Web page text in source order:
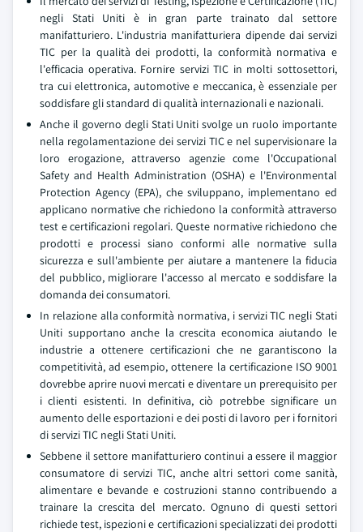
negli Stati Uniti è in gran parte trainato dal settore
manifatturiero. L'industria manifatturiera dipende dai servizi
TIC per la qualità dei prodotti, la conformità normativa e
l'efficacia operativa. Fornire servizi TIC in molti sottosettori,
tra cui elettronica, automotive e meccanica, è essenziale per
soddisfare gli standard di qualità internazionali e nazionali.
Anche il governo degli Stati Uniti svolge un ruolo importante
nella regolamentazione dei servizi TIC e nel supervisionare la
loro erogazione, attraverso agenzie come l'Occupational
Safety and Health Administration (OSHA) e l'Environmental
Protection Agency (EPA), che sviluppano, implementano ed
applicano normative che richiedono la conformità attraverso
test e certificazioni regolari. Queste normative richiedono che
prodotti e processi siano conformi alle normative sulla
sicurezza e sull'ambiente per aiutare a mantenere la fiducia
del pubblico, migliorare l'accesso al mercato e soddisfare la
domanda dei consumatori.
In relazione alla conformità normativa, i servizi TIC negli Stati
Uniti supportano anche la crescita economica aiutando le
industrie a ottenere certificazioni che ne garantiscono la
competitività, ad esempio, ottenere la certificazione ISO 9001
dovrebbe aprire nuovi mercati e diventare un prerequisito per
i clienti esistenti. In definitiva, ciò potrebbe significare un
aumento delle esportazioni e dei posti di lavoro per i fornitori
di servizi TIC negli Stati Uniti.
Sebbene il settore manifatturiero continui a essere il maggior
consumatore di servizi TIC, anche altri settori come sanità,
alimentare e bevande e costruzioni stanno contribuendo a
trainare la crescita del mercato. Ognuno di questi settori
richiede test, ispezioni e certificazioni specializzati dei prodotti